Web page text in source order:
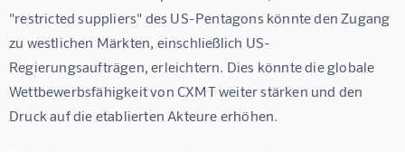
"restricted suppliers" des US-Pentagons könnte den Zugang
zu westlichen Märkten, einschließlich US-
Regierungsaufträgen, erleichtern. Dies könnte die globale
Wettbewerbsfähigkeit von CXMT weiter stärken und den
Druck auf die etablierten Akteure erhöhen.